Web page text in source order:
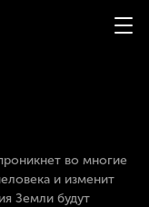
во многие
и изменит
Земли будут